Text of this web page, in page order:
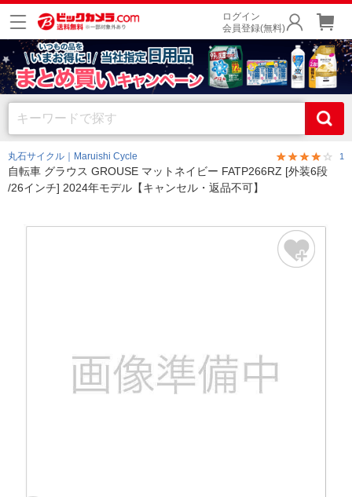
ログイン
会員登録(無料)
丸石サイクル｜Maruishi Cycle 1
自転車 グラウス GROUSE マットネイビー FATP266RZ [外装6段
/26インチ] 2024年モデル【キャンセル・返品不可】